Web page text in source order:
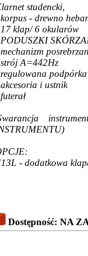
studencki,
- drewno
klap/ 6 okularów
A=442Hz
i ustnik
- dodatkowa
Dostępność: NA